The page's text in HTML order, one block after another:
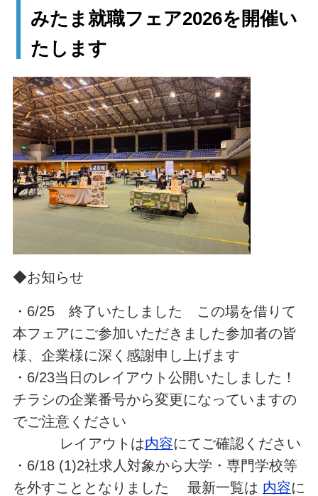
みたま就職フェア2026を開催い
たします
◆お知らせ
・6/25 終了いたしました この場を借りて
本フェアにご参加いただきました参加者の皆
様、企業様に深く感謝申し上げます
・6/23当日のレイアウト公開いたしました！
チラシの企業番号から変更になっていますの
でご注意ください
レイアウトは内容にてご確認ください
・6/18 (1)2社求人対象から大学・専門学校等
を外すこととなりました 最新一覧は 内容に